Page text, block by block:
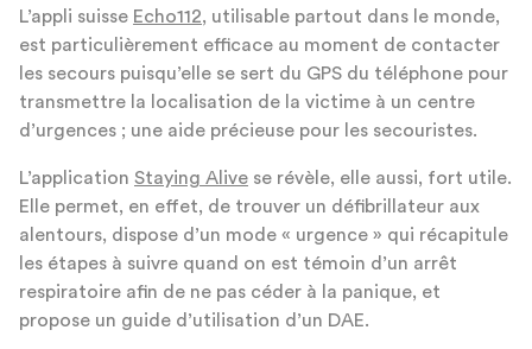
L’appli suisse Echo112, utilisable partout dans le monde,
est particulièrement efficace au moment de contacter
les secours puisqu’elle se sert du GPS du téléphone pour
transmettre la localisation de la victime à un centre
d’urgences ; une aide précieuse pour les secouristes.
L’application Staying Alive se révèle, elle aussi, fort utile.
Elle permet, en effet, de trouver un défibrillateur aux
alentours, dispose d’un mode « urgence » qui récapitule
les étapes à suivre quand on est témoin d’un arrêt
respiratoire afin de ne pas céder à la panique, et
propose un guide d’utilisation d’un DAE.